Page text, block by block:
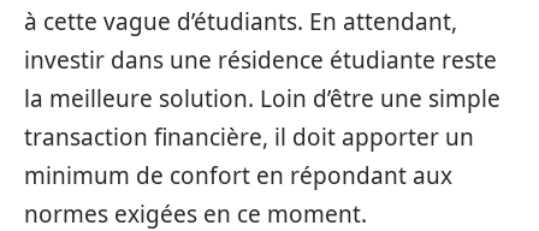
à cette vague d’étudiants. En attendant,
investir dans une résidence étudiante reste
la meilleure solution. Loin d’être une simple
transaction financière, il doit apporter un
minimum de confort en répondant aux
normes exigées en ce moment.